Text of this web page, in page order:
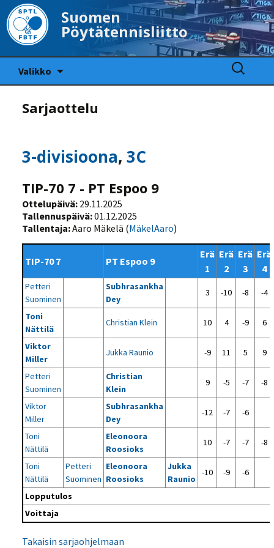
Suomen
Pöytätennisliitto
Valikko
Haku:
Sarjaottelu
3-divisioona,3C
TIP-70 7 - PT Espoo 9
Ottelupäivä: 29.11.2025
Tallennuspäivä:01.12.2025
Tallentaja:Aaro Mäkelä (MäkelAaro)
TIP-70 7 PT Espoo 9
Erä
1
Erä
2
Erä
3
Erä
4
Petteri
Suominen
Subhrasankha
Dey
3 -10 -8 -4
Toni
Nättilä
Christian Klein 10 4 -9 6
Viktor
Miller
Jukka Raunio -9 11 5 9
Petteri
Suominen
Christian
Klein
9 -5 -7 -8
Viktor
Miller
Subhrasankha
Dey
-12 -7 -6
Toni
Nättilä
Eleonoora
Roosioks
10 -7 -7 -8
Toni
Nättilä
Petteri
Suominen
Eleonoora
Roosioks
Jukka
Raunio
-10 -9 -6
Lopputulos
Voittaja
Takaisin sarjaohjelmaan